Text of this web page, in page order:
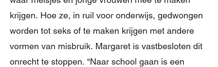
krijgen. Hoe ze, in ruil voor onderwijs, gedwongen
worden tot seks of te maken krijgen met andere
vormen van misbruik. Margaret is vastbesloten dit
onrecht te stoppen. “Naar school gaan is een